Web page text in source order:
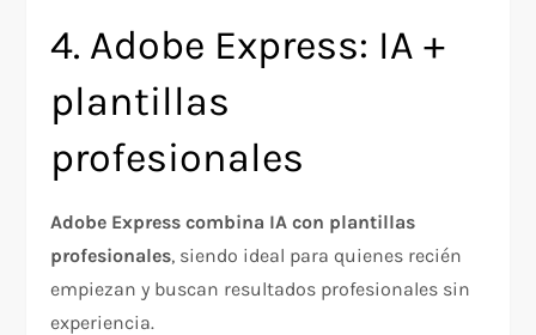
4. Adobe Express: IA +
plantillas
profesionales
Adobe Express combina IA con plantillas
profesionales, siendo ideal para quienes recién
empiezan y buscan resultados profesionales sin
experiencia.